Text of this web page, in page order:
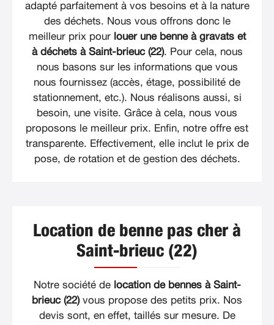
adapté parfaitement à vos besoins et à la nature
des déchets. Nous vous offrons donc le
meilleur prix pour louer une benne à gravats et
à déchets à Saint-brieuc (22). Pour cela, nous
nous basons sur les informations que vous
nous fournissez (accès, étage, possibilité de
stationnement, etc.). Nous réalisons aussi, si
besoin, une visite. Grâce à cela, nous vous
proposons le meilleur prix. Enfin, notre offre est
transparente. Effectivement, elle inclut le prix de
pose, de rotation et de gestion des déchets.
Location de benne pas cher à
Saint-brieuc (22)
Notre société de location de bennes à Saint-
brieuc (22)vous propose des petits prix. Nos
devis sont, en effet, taillés sur mesure. De